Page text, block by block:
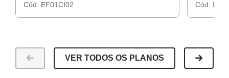
Cód: EF01CI02 Cód:
VER TODOS OS PLANOS